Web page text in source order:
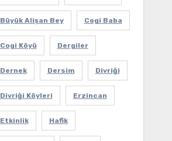
Büyük Alişan Bey Cogi Baba
Cogi Köyü Dergiler
Dernek Dersim Divriği
Divriği Köyleri Erzincan
Etkinlik Hafik